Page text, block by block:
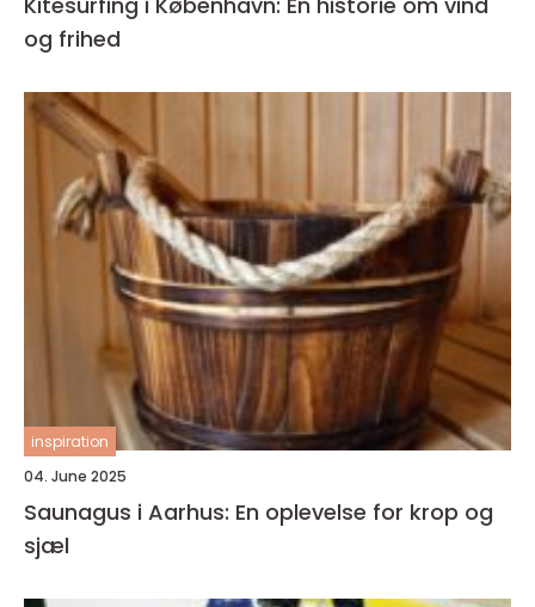
og frihed
inspiration
04. June 2025
Saunagus i Aarhus: En oplevelse for krop og
sjæl